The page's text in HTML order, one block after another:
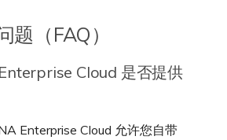
题（FAQ）
Cloud 是否提供
Enterprise Cloud 允许您自带